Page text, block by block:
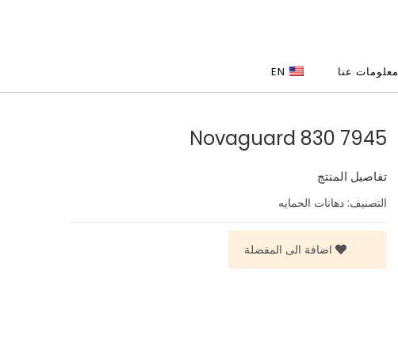
معلومات عنا EN
7945 Novaguard 830
تفاصيل المنتج
التصنيف: دهانات الحمايه
اضافة الى المفضلة